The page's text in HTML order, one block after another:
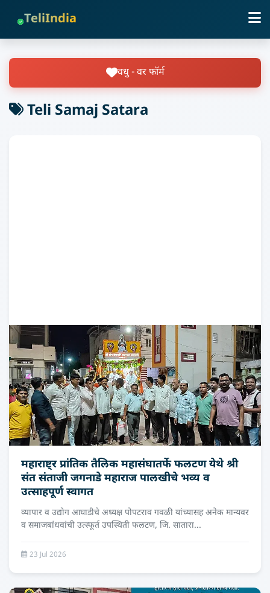
TeliIndia
वधु - वर फॉर्म
Teli Samaj Satara
महाराष्ट्र प्रांतिक तैलिक महासंघातर्फे फलटण येथे श्री
संत संताजी जगनाडे महाराज पालखीचे भव्य व
उत्साहपूर्ण स्वागत
व्यापार व उद्योग आघाडीचे अध्यक्ष पोपटराव गवळी यांच्यासह अनेक मान्यवर
व समाजबांधवांची उत्स्फूर्त उपस्थिती फलटण, जि. सातारा...
23 Jul 2026